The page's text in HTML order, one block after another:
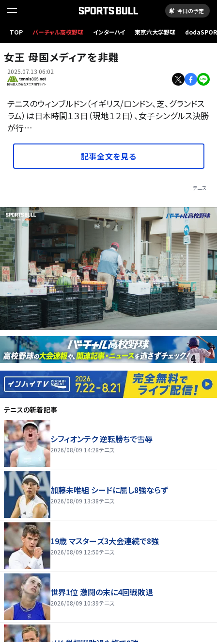
今日の予定
TOP バーチャル高校野球 インターハイ 東京六大学野球
女王 母国メディアを非難
2025.07.13 06:02
テニスのウィンブルドン（イギリス/ロンドン、芝、グランドス
ラム）は日本時間１３日（現地１２日）、女子シングルス決勝
が行…
記事全文を見る
テニス
テニスの新着記事
シフィオンテク 逆転勝ちで雪辱
2026/08/09 14:28テニス
加藤未唯組 シードに屈し8強ならず
2026/08/09 13:38テニス
19歳 マスターズ3大会連続で8強
2026/08/09 12:50テニス
世界1位 激闘の末に4回戦敗退
2026/08/09 10:39テニス